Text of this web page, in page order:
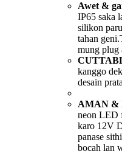
Awet &
IP65 saka
silikon
tahan
mung plug
kanggo
desain
AMAN &
neon LED
karo 12V
panase
bocah lan